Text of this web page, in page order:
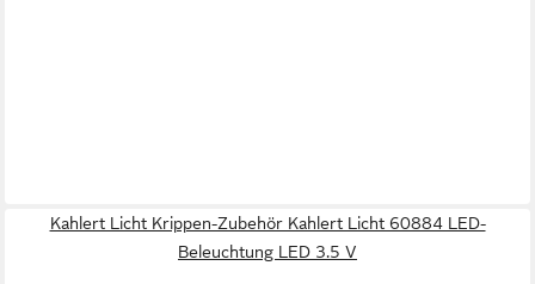
Kahlert Licht Krippen-Zubehör Kahlert Licht 60884 LED-
Beleuchtung LED 3.5 V